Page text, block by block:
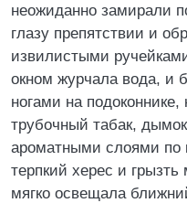
неожиданно замирали
глазу препятствии и
извилистыми
окном журчала вода, и
ногами на подоконнике,
трубочный табак,
ароматными слоями по
терпкий херес и
мягко освещала